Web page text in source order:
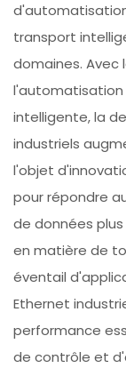
transport
domaines.
l'automatisation
intelligente, la
industriels
l'objet
pour répondre
de données
en matière de
éventail
Ethernet
performance
de contrôle et